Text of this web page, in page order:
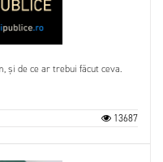
și de ce ar trebui făcut ceva.
13687